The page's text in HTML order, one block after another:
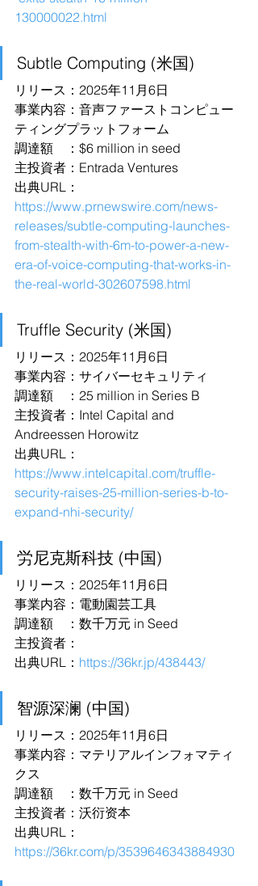
130000022.html
Subtle Computing (米国)
リリース：2025年11月6日
事業内容：音声ファーストコンピュー
ティングプラットフォーム
調達額　：$6 million in seed
主投資者：Entrada Ventures
出典URL：
https://www.prnewswire.com/news-
releases/subtle-computing-launches-
from-stealth-with-6m-to-power-a-new-
era-of-voice-computing-that-works-in-
the-real-world-302607598.html
Truffle Security (米国)
リリース：2025年11月6日
事業内容：サイバーセキュリティ
調達額　：25 million in Series B
主投資者：Intel Capital and
Andreessen Horowitz
出典URL：
https://www.intelcapital.com/truffle-
security-raises-25-million-series-b-to-
expand-nhi-security/
労尼克斯科技 (中国)
リリース：2025年11月6日
事業内容：電動園芸工具
調達額　：数千万元 in Seed
主投資者：
出典URL： https://36kr.jp/438443/
智源深澜 (中国)
リリース：2025年11月6日
事業内容：マテリアルインフォマティ
クス
調達額　：数千万元 in Seed
主投資者：沃衍资本
出典URL：
https://36kr.com/p/3539646343884930